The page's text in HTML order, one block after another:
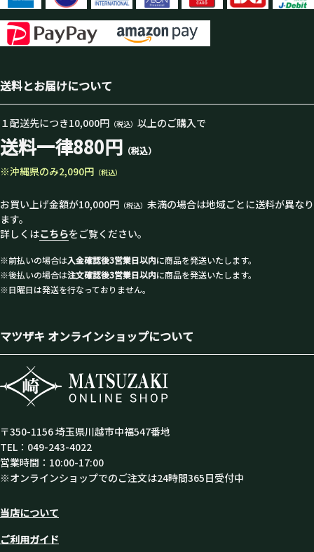
送料とお届けについて
１配送先につき10,000円 （税込） 以上のご購入で
送料一律880円 （税込）
※沖縄県のみ2,090円 （税込）
お買い上げ金額が10,000円 （税込） 未満の場合は地域ごとに送料が異なり
ます。
詳しくはこちらをご覧ください。
※前払いの場合は入金確認後3営業日以内に商品を発送いたします。
※後払いの場合は注文確認後3営業日以内に商品を発送いたします。
※日曜日は発送を行なっておりません。
マツザキ オンラインショップについて
〒350-1156 埼玉県川越市中福547番地
TEL：049-243-4022
営業時間：10:00-17:00
※オンラインショップでのご注文は24時間365日受付中
当店について
ご利用ガイド